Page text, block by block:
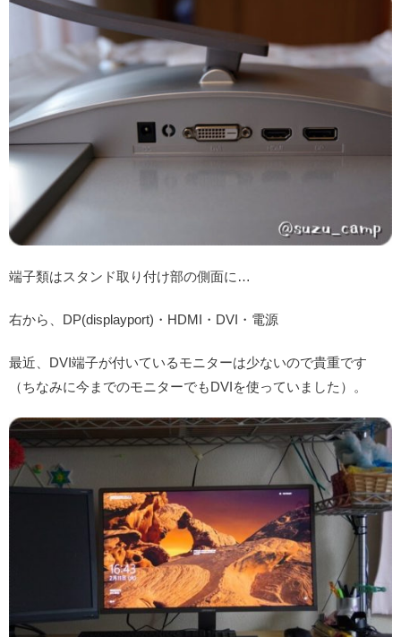
端子類はスタンド取り付け部の側面に…
右から、DP(displayport)・HDMI・DVI・電源
最近、DVI端子が付いているモニターは少ないので貴重です
（ちなみに今までのモニターでもDVIを使っていました）。